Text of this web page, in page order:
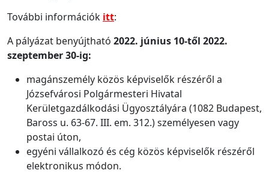
További információk itt:
A pályázat benyújtható 2022. június 10-től 2022.
szeptember 30-ig:
magánszemély közös képviselők részéről a
Józsefvárosi Polgármesteri Hivatal
Kerületgazdálkodási Ügyosztályára (1082 Budapest,
Baross u. 63-67. III. em. 312.) személyesen vagy
postai úton,
egyéni vállalkozó és cég közös képviselők részéről
elektronikus módon.